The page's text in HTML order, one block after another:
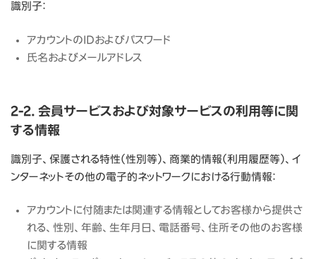
識別子：
アカウントのIDおよびパスワード
氏名およびメールアドレス
2-2. 会員サービスおよび対象サービスの利用等に関
する情報
識別子、保護される特性（性別等）、商業的情報（利用履歴等）、イ
ンターネットその他の電子的ネットワークにおける行動情報：
アカウントに付随または関連する情報としてお客様から提供さ
れる、性別、年齢、生年月日、電話番号、住所その他のお客様
に関する情報